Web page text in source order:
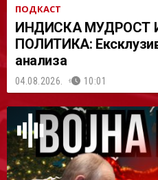
ПОДКАСТ
ИНДИСКА МУДРОСТ
ПОЛИТИКА:
анализа
04.08.2026. 10:01